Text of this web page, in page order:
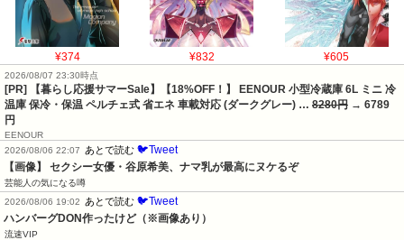
¥374 ¥832 ¥605
2026/08/07 23:30時点
[PR] 【暮らし応援サマーSale】【18%OFF！】 EENOUR 小型冷蔵庫 6L ミニ 冷
温庫 保冷・保温 ペルチェ式 省エネ 車載対応 (ダークグレー) … 8280円 → 6789
円
EENOUR
2026/08/06 22:07
あとで読む 🐦Tweet
【画像】 セクシー女優・谷原希美、ナマ乳が最高にヌケるぞ
芸能人の気になる噂
2026/08/06 19:02
あとで読む 🐦Tweet
ハンバーグDON作ったけど（※画像あり）
流速VIP